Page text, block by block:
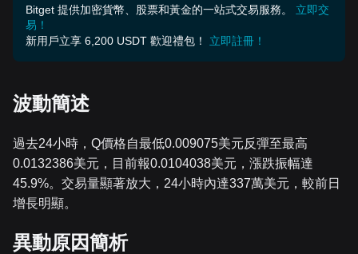
Bitget 提供加密貨幣、股票和黃金的一站式交易服務。
立即交
易！
新用戶立享 6,200 USDT 歡迎禮包！
立即註冊！
波動簡述
過去24小時，Q價格自最低0.009075美元反彈至最高
0.0132386美元，目前報0.0104038美元，漲跌振幅達
45.9%。交易量顯著放大，24小時內達337萬美元，較前日
增長明顯。
異動原因簡析